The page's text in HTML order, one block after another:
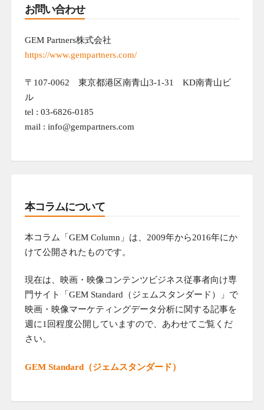
お問い合わせ
GEM Partners株式会社
https://www.gempartners.com/
〒107-0062 東京都港区南青山3-1-31 KD南青山ビ
ル
tel : 03-6826-0185
mail : info@gempartners.com
本コラムについて
本コラム「GEM Column」は、2009年から2016年にか
けて公開されたものです。
現在は、映画・映像コンテンツビジネス従事者向け専
門サイト「GEM Standard（ジェムスタンダード）」で
映画・映像マーケティングデータ分析に関する記事を
週に1回程度公開していますので、あわせてご覧くだ
さい。
GEM Standard（ジェムスタンダード）